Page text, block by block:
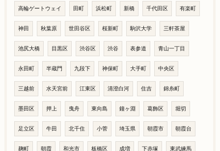
高輪ゲートウェイ 田町 浜松町 新橋 千代田区 有楽町
神田 秋葉原 世田谷区 桜新町 駒沢大学 三軒茶屋
池尻大橋 目黒区 渋谷区 渋谷 表参道 青山一丁目
永田町 半蔵門 九段下 神保町 大手町 中央区
三越前 水天宮前 江東区 清澄白河 住吉 錦糸町
墨田区 押上 曳舟 東向島 鐘ヶ淵 葛飾区 堀切
足立区 牛田 北千住 小菅 埼玉県 朝霞市 朝霞台
麹町 朝霞 和光市 板橋区 成増 下赤塚 東武練馬